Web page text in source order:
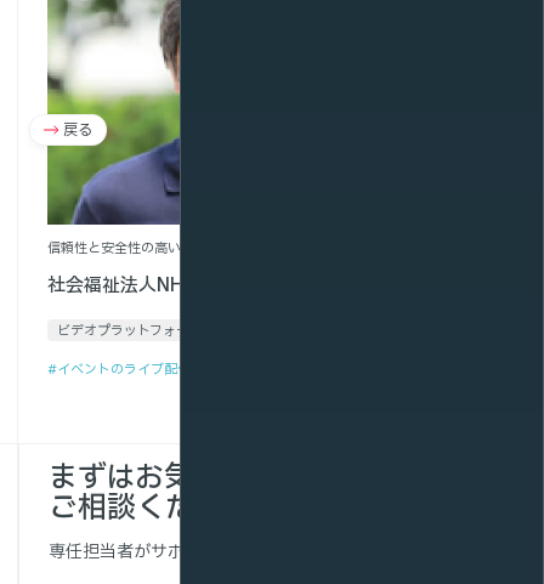
信頼性と安全性の高いサービスで、福祉フォーラムをオンライン化
社会福祉法人NHK厚生文化事業団様
ビデオプラットフォームサービス
#イベントのライブ配信
戻る
まずはお気軽に
ご相談ください。
専任担当者がサポートします。